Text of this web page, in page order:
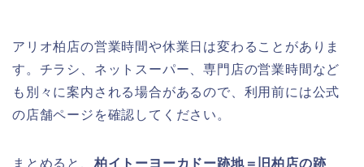
アリオ柏店の営業時間や休業日は変わることがありま
す。チラシ、ネットスーパー、専門店の営業時間など
も別々に案内される場合があるので、利用前には公式
の店舗ページを確認してください。
まとめると、 柏イトーヨーカドー跡地＝旧柏店の跡